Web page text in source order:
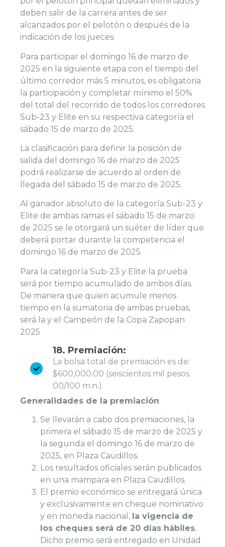
deben salir de la carrera antes de ser
alcanzados por el pelotón o después de la
indicación de los jueces.
Para participar el domingo 16 de marzo de
2025 en la siguiente etapa con el tiempo del
último corredor más 5 minutos, es obligatoria
la participación y completar mínimo el 50%
del total del recorrido de todos los corredores
Sub-23 y Elite en su respectiva categoría el
sábado 15 de marzo de 2025.
La clasificación para definir la posición de
salida del domingo 16 de marzo de 2025
podrá realizarse de acuerdo al orden de
llegada del sábado 15 de marzo de 2025.
Al ganador absoluto de la categoría Sub-23 y
Elite de ambas ramas el sábado 15 de marzo
de 2025 se le otorgará un suéter de líder que
deberá portar durante la competencia el
domingo 16 de marzo de 2025.
Para la categoría Sub-23 y Elite la prueba
será por tiempo acumulado de ambos días.
De manera que quien acumule menos
tiempo en la sumatoria de ambas pruebas,
será la y el Campeón de la Copa Zapopan
2025
18. Premiación:
La bolsa total de premiación es de:
$600,000.00 (seiscientos mil pesos
00/100 m.n.).
Generalidades de la premiación
Se llevarán a cabo dos premiaciones, la
primera el sábado 15 de marzo de 2025 y
la segunda el domingo 16 de marzo de
2025, en Plaza Caudillos.
Los resultados oficiales serán publicados
en una mampara en Plaza Caudillos.
El premio económico se entregará única
y exclusivamente en cheque nominativo
y en moneda nacional, la vigencia de
los cheques será de 20 días hábiles.
Dicho premio será entregado en Unidad